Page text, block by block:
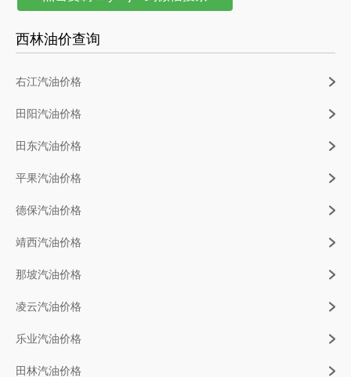
西林油价查询
右江汽油价格
田阳汽油价格
田东汽油价格
平果汽油价格
德保汽油价格
靖西汽油价格
那坡汽油价格
凌云汽油价格
乐业汽油价格
田林汽油价格